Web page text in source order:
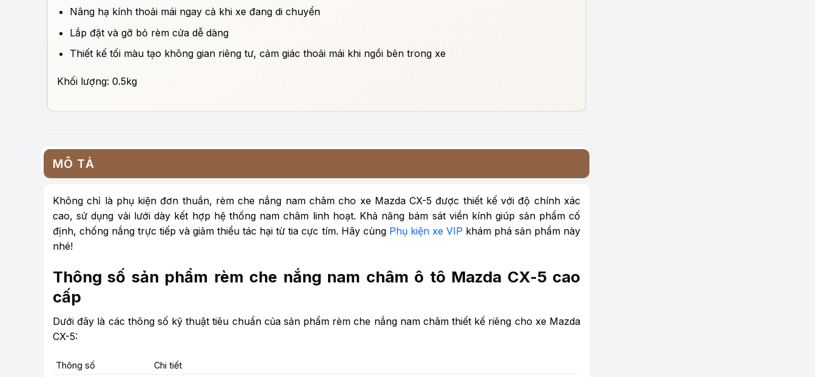
Nâng hạ kính thoải mái ngay cả khi xe đang di chuyển
Lắp đặt và gỡ bỏ rèm cửa dễ dàng
Thiết kế tối màu tạo không gian riêng tư, cảm giác thoải mái khi ngồi bên trong xe
Khối lượng: 0.5kg
MÔ TẢ
Không chỉ là phụ kiện đơn thuần, rèm che nắng nam châm cho xe Mazda CX-5 được thiết kế với độ chính xác
cao, sử dụng vải lưới dày kết hợp hệ thống nam châm linh hoạt. Khả năng bám sát viền kính giúp sản phẩm cố
định, chống nắng trực tiếp và giảm thiểu tác hại từ tia cực tím. Hãy cùng Phụ kiện xe VIP khám phá sản phẩm này
nhé!
Thông số sản phẩm rèm che nắng nam châm ô tô Mazda CX-5 cao
cấp
Dưới đây là các thông số kỹ thuật tiêu chuẩn của sản phẩm rèm che nắng nam châm thiết kế riêng cho xe Mazda
CX-5:
Thông số
Chi tiết